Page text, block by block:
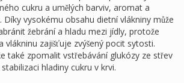
cukru a umělých barviv, aromat a
Díky vysokému obsahu dietní vlákniny může
žebrání a hladu mezi jídly, protože
vlákninu zajišťuje zvýšený pocit sytosti.
také zpomalit vstřebávání glukózy ze střev
hladiny cukru v krvi.